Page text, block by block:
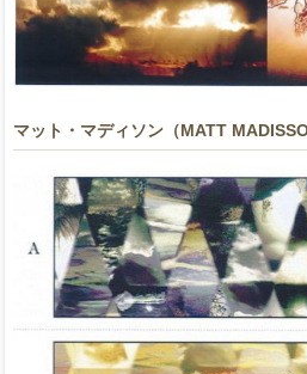
マット・マディソン（MATT